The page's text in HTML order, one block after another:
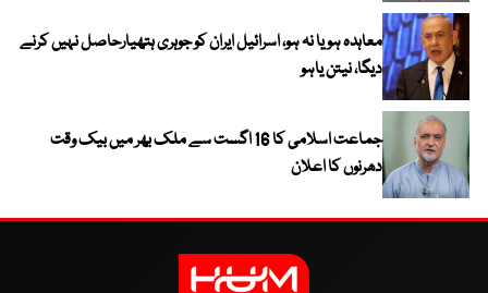
معاہدہ ہو یا نہ ہو، اسرائیل ایران کو جوہری ہتھیارحاصل نہیں کرنے
دیگا، نیتن یاہو
جماعت اسلامی کا 16 اگست سے ملک بھر میں بیک وقت
دھرنوں کا اعلان